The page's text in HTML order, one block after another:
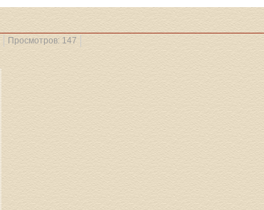
Просмотров: 147